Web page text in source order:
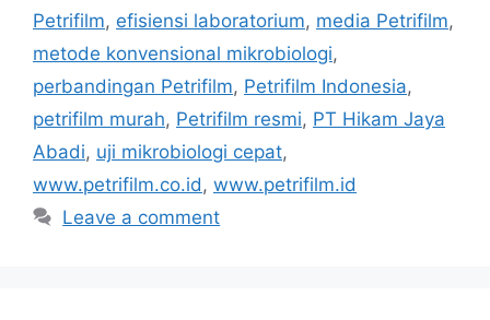
Petrifilm, efisiensi laboratorium, media Petrifilm,
metode konvensional mikrobiologi,
perbandingan Petrifilm, Petrifilm Indonesia,
petrifilm murah, Petrifilm resmi, PT Hikam Jaya
Abadi, uji mikrobiologi cepat,
www.petrifilm.co.id, www.petrifilm.id
Leave a comment